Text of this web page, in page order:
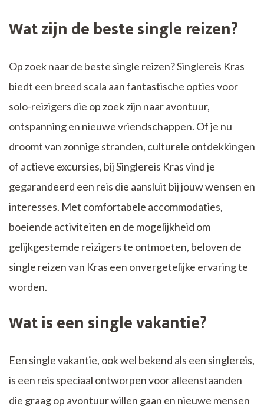
Wat zijn de beste single reizen?
Op zoek naar de beste single reizen? Singlereis Kras
biedt een breed scala aan fantastische opties voor
solo-reizigers die op zoek zijn naar avontuur,
ontspanning en nieuwe vriendschappen. Of je nu
droomt van zonnige stranden, culturele ontdekkingen
of actieve excursies, bij Singlereis Kras vind je
gegarandeerd een reis die aansluit bij jouw wensen en
interesses. Met comfortabele accommodaties,
boeiende activiteiten en de mogelijkheid om
gelijkgestemde reizigers te ontmoeten, beloven de
single reizen van Kras een onvergetelijke ervaring te
worden.
Wat is een single vakantie?
Een single vakantie, ook wel bekend als een singlereis,
is een reis speciaal ontworpen voor alleenstaanden
die graag op avontuur willen gaan en nieuwe mensen